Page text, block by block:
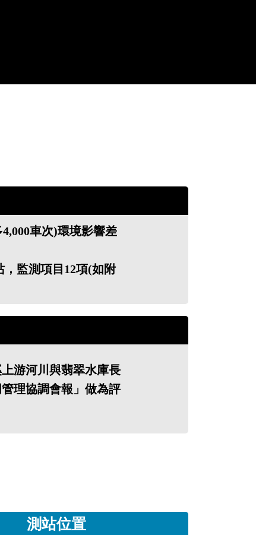
車次)環境影響差
監測項目12項(如附
游河川與翡翠水庫長
理協調會報」做為評
測站位置